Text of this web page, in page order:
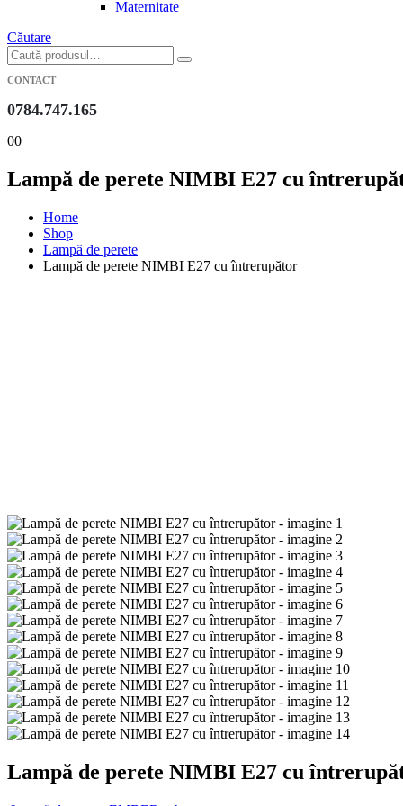
Maternitate
Căutare
CONTACT
0784.747.165
00
Lampă de perete NIMBI E27 cu
Home
Shop
Lampă de perete
Lampă de perete NIMBI E27 cu întrerupător
Lampă de perete NIMBI E27 cu